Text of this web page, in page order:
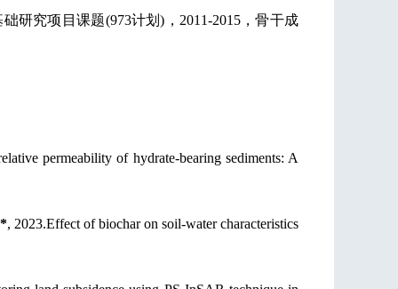
研究项目课题(973计划)，2011-2015，骨干成
permeability of hydrate-bearing sediments: A
, 2023.Effect ofbiochar on soil-water characteristics